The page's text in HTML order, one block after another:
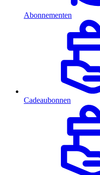
Abonnementen
Cadeaubonnen